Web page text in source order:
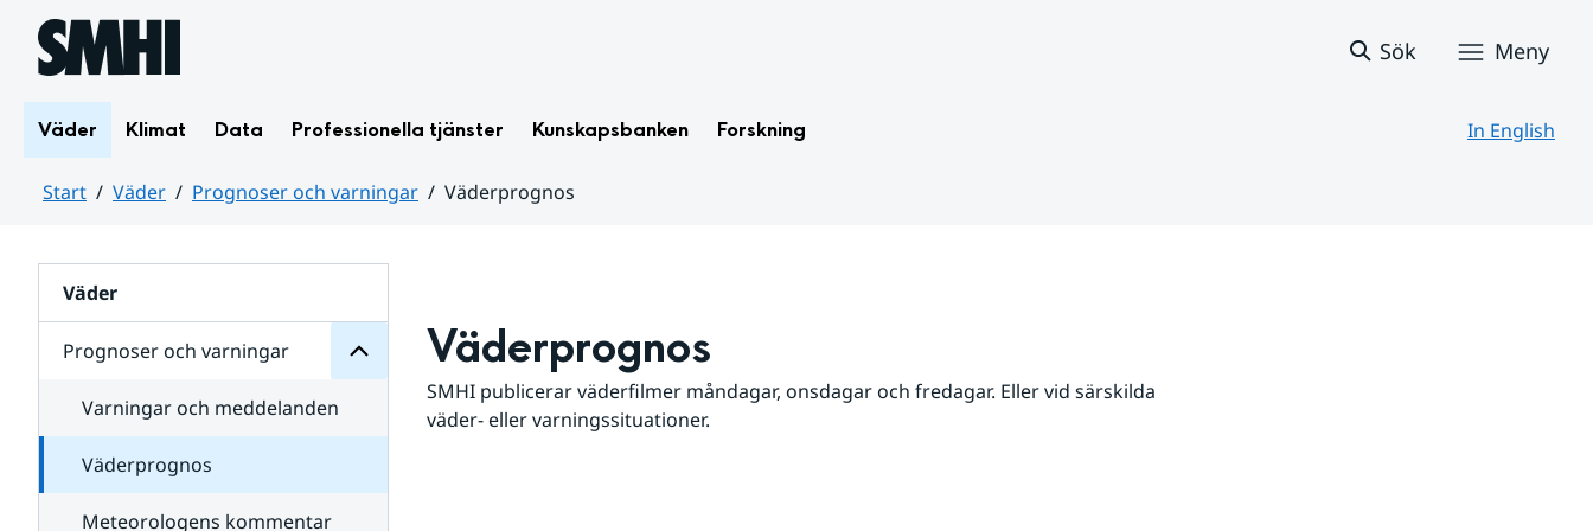
Hoppa till sidans innehåll
Sök Meny
Väder Klimat Data Professionella tjänster Kunskapsbanken Forskning In English
Start Väder Prognoser och varningar
Väderprognos
Väder
Prognoser och varningar
för
varningar
Varningar och meddelanden
Väderprognos
Meteorologens kommentar
Väderprognos
SMHI publicerar väderfilmer måndagar, onsdagar och fredagar. Eller vid särskilda
väder- eller varningssituationer.